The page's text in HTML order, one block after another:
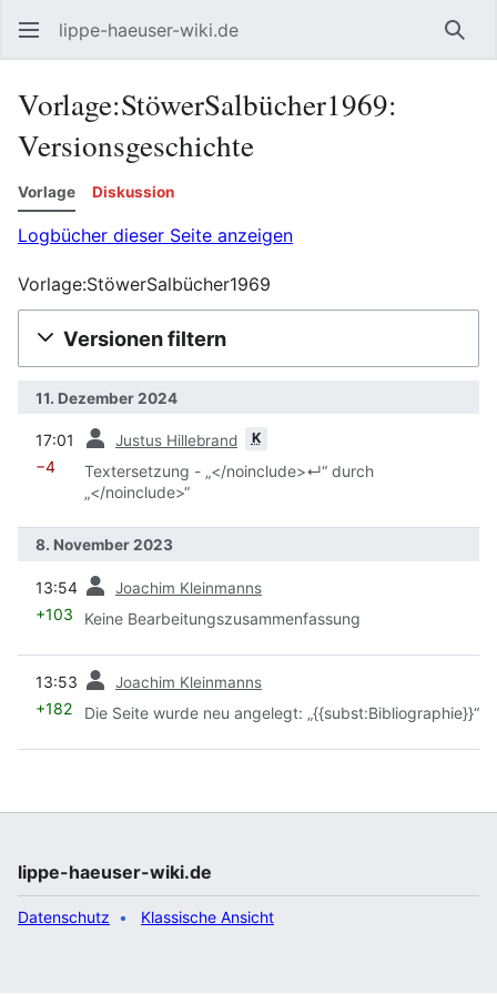
lippe-haeuser-wiki.de
Vorlage:StöwerSalbücher1969:
Versionsgeschichte
Vorlage Diskussion
Logbücher dieser Seite anzeigen
Vorlage:StöwerSalbücher1969
Versionen filtern
11. Dezember 2024
17:01 Justus Hillebrand K
−4
Textersetzung - „</noinclude>↵‎“ durch
„</noinclude>“
8. November 2023
13:54 Joachim Kleinmanns
+103 Keine Bearbeitungszusammenfassung
13:53 Joachim Kleinmanns
+182 Die Seite wurde neu angelegt: „{{subst:Bibliographie}}“
lippe-haeuser-wiki.de
Datenschutz Klassische Ansicht